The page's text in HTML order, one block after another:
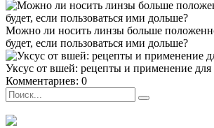
Можно ли носить линзы больше
будет, если пользоваться ими дольше?
Уксус от вшей: рецепты и применение для
Комментариев: 0